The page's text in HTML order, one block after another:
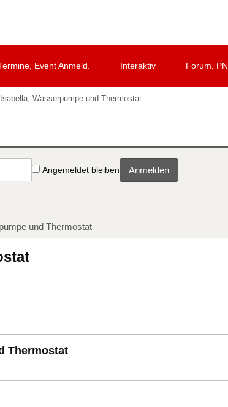
Event Anmeld. Interaktiv Forum. PN
Isabella, Wasserpumpe und Thermostat
Angemeldet bleiben Anmelden
und Thermostat
Thermostat